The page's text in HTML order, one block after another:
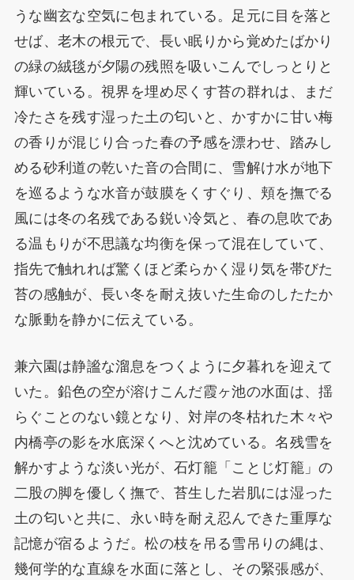
うな幽玄な空気に包まれている。足元に目を落と
せば、老木の根元で、長い眠りから覚めたばかり
の緑の絨毯が夕陽の残照を吸いこんでしっとりと
輝いている。視界を埋め尽くす苔の群れは、まだ
冷たさを残す湿った土の匂いと、かすかに甘い梅
の香りが混じり合った春の予感を漂わせ、踏みし
める砂利道の乾いた音の合間に、雪解け水が地下
を巡るような水音が鼓膜をくすぐり、頬を撫でる
風には冬の名残である鋭い冷気と、春の息吹であ
る温もりが不思議な均衡を保って混在していて、
指先で触れれば驚くほど柔らかく湿り気を帯びた
苔の感触が、長い冬を耐え抜いた生命のしたたか
な脈動を静かに伝えている。
兼六園は静謐な溜息をつくように夕暮れを迎えて
いた。鉛色の空が溶けこんだ霞ヶ池の水面は、揺
らぐことのない鏡となり、対岸の冬枯れた木々や
内橋亭の影を水底深くへと沈めている。名残雪を
解かすような淡い光が、石灯籠「ことじ灯籠」の
二股の脚を優しく撫で、苔生した岩肌には湿った
土の匂いと共に、永い時を耐え忍んできた重厚な
記憶が宿るようだ。松の枝を吊る雪吊りの縄は、
幾何学的な直線を水面に落とし、その緊張感が、